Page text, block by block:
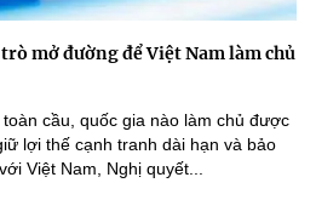
mở đường để Việt Nam làm chủ
cầu, quốc gia nào làm chủ được
lợi thế cạnh tranh dài hạn và bảo
Việt Nam, Nghị quyết...